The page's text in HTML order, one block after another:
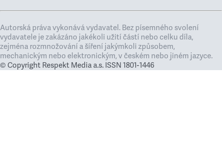
Autorská práva vykonává vydavatel. Bez písemného svolení
vydavatele je zakázáno jakékoli užití částí nebo celku díla,
zejména rozmnožování a šíření jakýmkoli způsobem,
mechanickým nebo elektronickým, v českém nebo jiném jazyce.
© Copyright Respekt Media a.s. ISSN 1801-1446